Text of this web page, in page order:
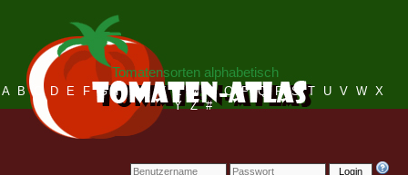
Login
Tomatensorten alphabetisch
A B C D E F G H I J K L M N O P Q R S T U V W X
Y Z #